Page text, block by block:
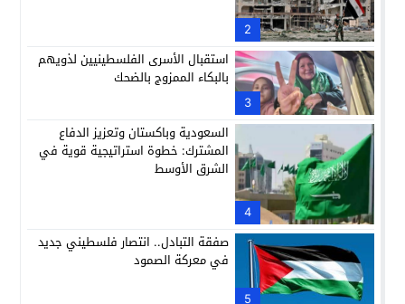
2
3
استقبال الأسرى الفلسطينيين لذويهم
بالبكاء الممزوج بالضحك
4
السعودية وباكستان وتعزيز الدفاع
المشترك: خطوة استراتيجية قوية في
الشرق الأوسط
5
صفقة التبادل.. انتصار فلسطيني جديد
في معركة الصمود